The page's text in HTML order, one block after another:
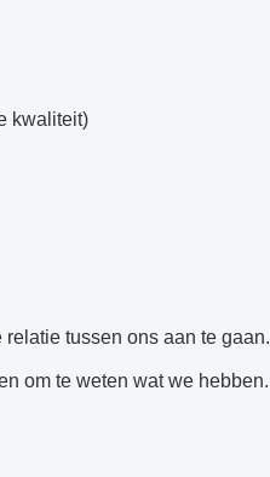
kwaliteit)
tussen ons aan te gaan.
om te weten wat we hebben.